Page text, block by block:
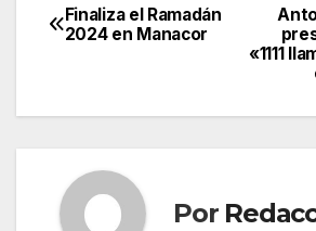
c
o
o
k
itt ail at
p
e
gr
m
Navegación
entradas
«1111
Finaliza el Ramadán
2024 en Manacor
Por